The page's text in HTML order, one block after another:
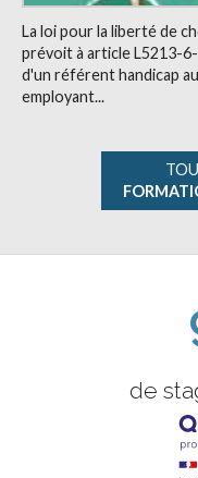
La loi pour la liberté de
prévoit à article L5213-
d'un référent handicap
employant...
de